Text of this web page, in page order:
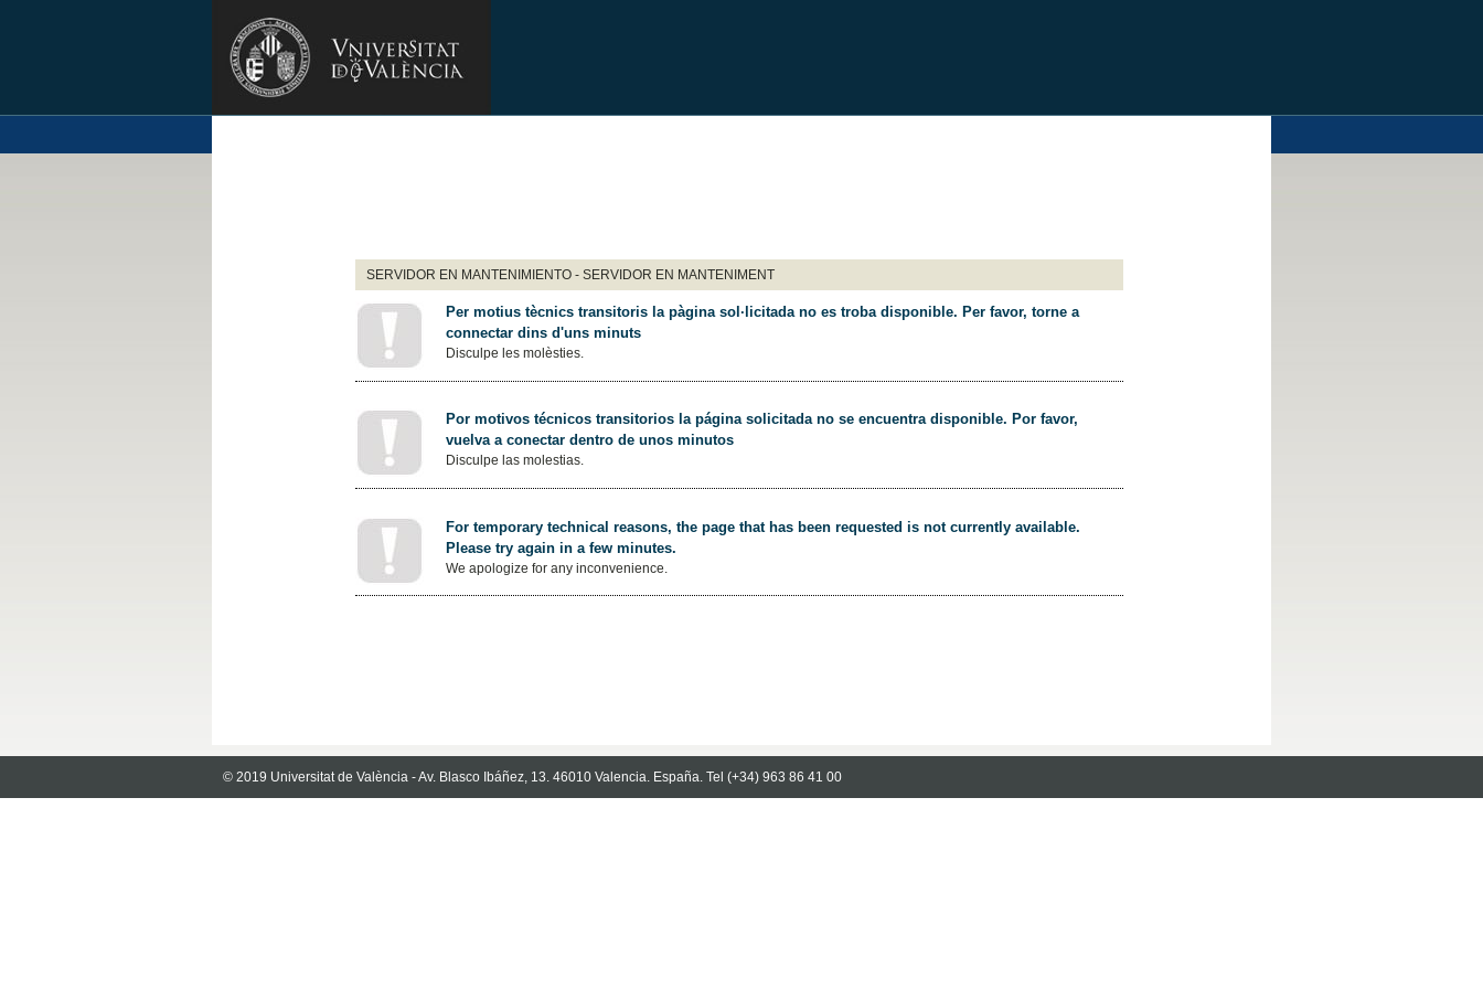
SERVIDOR EN MANTENIMIENTO - SERVIDOR EN MANTENIMENT
Per motius tècnics transitoris la pàgina sol·licitada no es troba disponible. Per favor, torne a
connectar dins d'uns minuts
Disculpe les molèsties.
Por motivos técnicos transitorios la página solicitada no se encuentra disponible. Por favor,
vuelva a conectar dentro de unos minutos
Disculpe las molestias.
For temporary technical reasons, the page that has been requested is not currently available.
Please try again in a few minutes.
We apologize for any inconvenience.
© 2019 Universitat de València - Av. Blasco Ibáñez, 13. 46010 Valencia. España. Tel (+34) 963 86 41 00